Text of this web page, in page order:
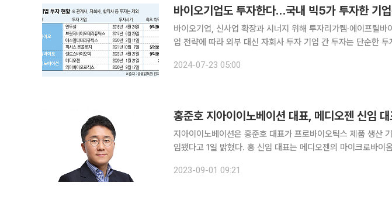
바이오기업도 투자한다…국내 빅5가 투자한 기
바이오기업, 신사업 확장과 시너지 위해 투자리가켐·에이프릴바
업 전략에 따라 외부 대신 자회사 투자 기업 간 투자는 단순한 투자보다 신사업 확장과 시너지 효과
가 힘들지만, 자본력이 있는 기업 중심으로 지분 투자를 하거나 자
2024-07-23 05:00
홍준호 지아이이노베이션 대표, 메디오젠 신임
지아이이노베이션은 홍준호 대표가 프로바이오틱스 제품 생산
임됐다고 1일 밝혔다. 홍 신임 대표는 메디오젠의 마이크로바이옴 건강기능 식품 제조, 균주개발 등
한다. 프라이스워터하우스쿠퍼스컨설팅(PWC)의 경영컨설턴트
2023-09-01 09:21